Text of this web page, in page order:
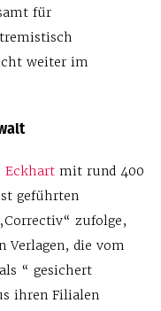
für
weiter im
Eckhart mit rund 400
geführten
zufolge,
Verlagen, die vom
“ gesichert
ihren Filialen